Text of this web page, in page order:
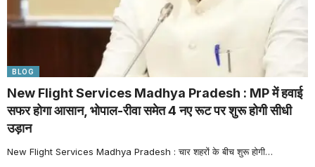
BLOG
New Flight Services Madhya Pradesh : MP में हवाई
सफर होगा आसान, भोपाल-रीवा समेत 4 नए रूट पर शुरू होगी सीधी
उड़ान
New Flight Services Madhya Pradesh : चार शहरों के बीच शुरू होगी…